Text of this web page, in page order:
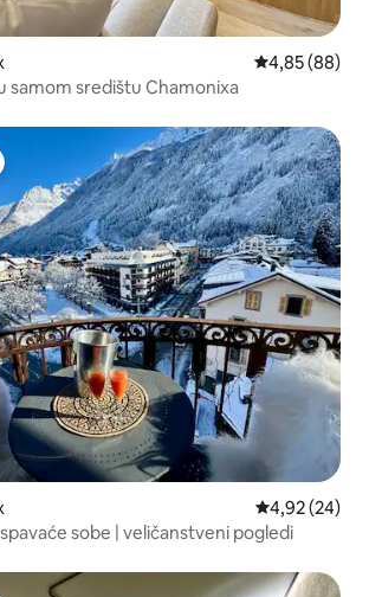
Prosječna
4,85 (88)
samom središtu Chamonixa
Prosječna
4,92 (24)
sobe | veličanstveni pogledi